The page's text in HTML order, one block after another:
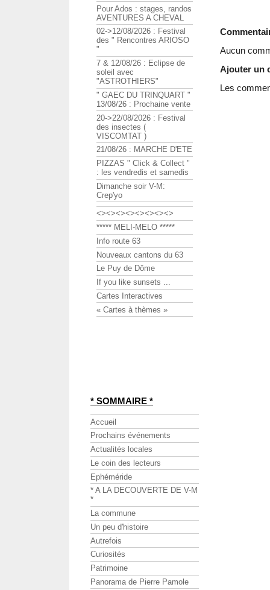
Aucun
Ajouter un
Les
Pour Ados : stages, randos
AVENTURES A CHEVAL
02->12/08/2026 : Festival
des " Rencontres ARIOSO
"
7 & 12/08/26 : Eclipse de
soleil avec
"ASTROTHIERS"
" GAEC DU TRINQUART "
13/08/26 : Prochaine vente
20->22/08/2026 : Festival
des insectes (
VISCOMTAT )
21/08/26 : MARCHE D'ETE
PIZZAS " Click & Collect "
: les vendredis et samedis
Dimanche soir V-M:
Crep'yo
<><><><><><><><>
***** MELI-MELO *****
Info route 63
Nouveaux cantons du 63
Le Puy de Dôme
If you like sunsets ...
Cartes Interactives
« Cartes à thèmes »
* SOMMAIRE *
Accueil
Prochains événements
Actualités locales
Le coin des lecteurs
Ephéméride
* A LA DECOUVERTE DE V-M
*
La commune
Un peu d'histoire
Autrefois
Curiosités
Patrimoine
Panorama de Pierre Pamole